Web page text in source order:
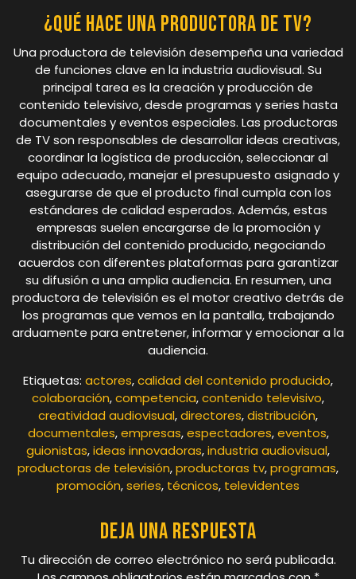
¿Qué hace una productora de tv?
Una productora de televisión desempeña una variedad
de funciones clave en la industria audiovisual. Su
principal tarea es la creación y producción de
contenido televisivo, desde programas y series hasta
documentales y eventos especiales. Las productoras
de TV son responsables de desarrollar ideas creativas,
coordinar la logística de producción, seleccionar al
equipo adecuado, manejar el presupuesto asignado y
asegurarse de que el producto final cumpla con los
estándares de calidad esperados. Además, estas
empresas suelen encargarse de la promoción y
distribución del contenido producido, negociando
acuerdos con diferentes plataformas para garantizar
su difusión a una amplia audiencia. En resumen, una
productora de televisión es el motor creativo detrás de
los programas que vemos en la pantalla, trabajando
arduamente para entretener, informar y emocionar a la
audiencia.
Etiquetas: actores,calidad del contenido producido,
colaboración,competencia,contenido televisivo,
creatividad audiovisual,directores,distribución,
documentales,empresas,espectadores,eventos,
guionistas,ideas innovadoras,industria audiovisual,
productoras de televisión,productoras tv,programas,
promoción,series, técnicos, televidentes
Deja una respuesta
Tu dirección de correo electrónico no será publicada.